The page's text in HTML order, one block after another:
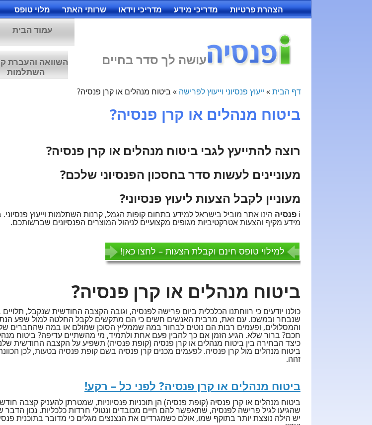
מלוי טופס שרותי האתר מדריכי וידאו מדריכי מידע הצהרת פרטיות
עושה לך סדר בחיים
עמוד הבית
השוואה והעברת
השתלמות
דף הבית» ייעוץ פנסיוני וייעוץ לפרישה » ביטוח מנהלים או קרן פנסיה?
ביטוח מנהלים או קרן פנסיה?
רוצה להתייעץ לגבי ביטוח מנהלים או קרן פנסיה?
מעוניינים לעשות סדר בחסכון הפנסיוני שלכם?
מעוניין לקבל הצעות ליעוץ פנסיוני?
i פנסיה הינו אתר מוביל בישראל למידע בתחום קופות הגמל, קרנות השתלמות וייעוץ
מידע מקיף והצעות אטרקטיביות מגופים מקצועיים לניהול המוצרים הפנסיונים שברשותכם.
למילוי טופס חינם וקבלת הצעות – לחצו כאן!
ביטוח מנהלים או קרן פנסיה?
כולנו יודעים כי רווחתנו הכלכלית ביום פרישה לפנסיה, וגובה הקצבה החודשית שנקבל, תלויים
שנבחר ובמשכו. עם זאת, מרבית האנשים חשים כי הם מתקשים לקבל החלטה למול שפע
והמסלולים, ופעמים רבות הם נוטים לבחור במה שממליץ הסוכן שמולם או במה שהחברים
חכם? ברור שלא. הגיע הזמן אם כך להבין פעם אחת ולתמיד, מי מהשתיים עדיפה? ביטוח
כיצד הבחירה בין ביטוח מנהלים או קרן פנסיה (קופת פנסיה) תשפיע על הקצבה החודשית
ביטוח מנהלים מול קרן פנסיה. לפעמים מכנים קרן פנסיה בשם קופת פנסיה בטעות, לכן
זהה.
ביטוח מנהלים או קרן פנסיה? לפני כל – רקע!
ביטוח מנהלים או קרן פנסיה (קופת פנסיה) הן תוכניות פנסיוניות, שמטרתן להעניק קצבה
שהגיעו לגיל פרישה לפנסיה, שתאפשר להם חיים מכובדים ונטולי חרדות כלכליות. נכון
יש הילה נוצצת יותר בתוקף שמו, אולם כשמגרדים את הנצנצים מגלים כי מדובר בתוכנית